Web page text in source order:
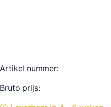
Artikel nummer:
Bruto prijs: